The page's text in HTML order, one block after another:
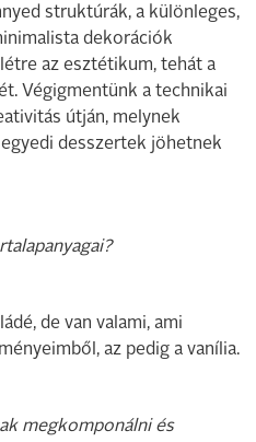
struktúrák, a különleges,
dekorációk
az esztétikum, tehát a
Végigmentünk a technikai
útján, melynek
desszertek jöhetnek
de van valami, ami
az pedig a vanília.
megkomponálni és